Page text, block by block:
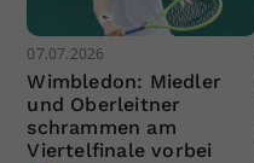
07.07.2026
Wimbledon: Miedler
und Oberleitner
schrammen am
Viertelfinale vorbei